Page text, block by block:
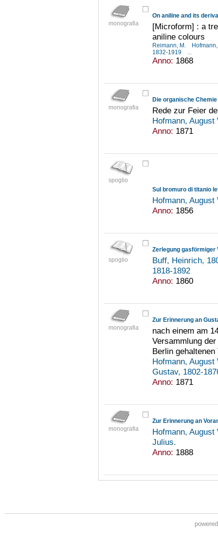
monografia
On aniline and its
[Microform] : a
aniline colours
Reimann, M.
1832-1919
...
Anno: 1868
monografia
Die organische
Rede zur Feier
Hofmann,
Anno: 1871
spoglio
Sul bromuro di titanio
Hofmann,
Anno: 1856
spoglio
Zerlegung gasförmiger
Buff, Heinrich,
1818-1892
Anno: 1860
monografia
Zur Erinnerung an
nach einem am
Versammlung
Berlin gehaltenen
Hofmann,
Gustav, 1802-
Anno: 1871
monografia
Zur Erinnerung an
Hofmann,
Julius.
Anno: 1888